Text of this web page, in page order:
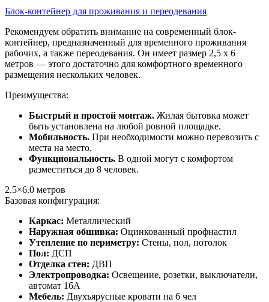
Блок-контейнер для проживания и переодевания
Рекомендуем обратить внимание на современный блок-
контейнер, предназначенный для временного проживания
рабочих, а также переодевания. Он имеет размер 2,5 х 6
метров — этого достаточно для комфортного временного
размещения нескольких человек.
Преимущества:
Быстрый и простой монтаж. Жилая бытовка может
быть установлена на любой ровной площадке.
Мобильность. При необходимости можно перевозить с
места на место.
Функциональность. В одной могут с комфортом
разместиться до 8 человек.
2.5×6.0 метров
Базовая конфигурация:
Каркас: Металлический
Наружная обшивка: Оцинкованный профнастил
Утепление по периметру: Стены, пол, потолок
Пол: ДСП
Отделка стен: ДВП
Электропроводка: Освещение, розетки, выключатели,
автомат 16А
Мебель: Двухъярусные кровати на 6 чел